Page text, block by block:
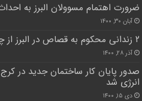
ضرورت اهتمام مسوولان البرز به
آبان ۳۰, ۱۴۰۰
۲ زندانی محکوم به قصاص در البرز از چوبه دار نجات یافتند
آذر ۲۸, ۱۴۰۰
صدور پایان کار ساختمان جدید در
انرژی شد
دی ۱۵, ۱۴۰۰